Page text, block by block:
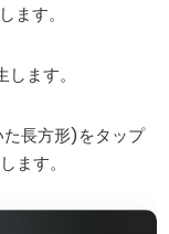
す。
ます。
長方形)をタップ
ます。